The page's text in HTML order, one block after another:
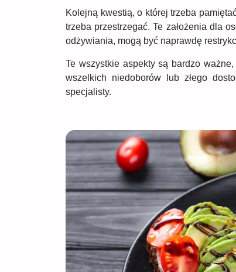
Kolejną kwestią, o której trzeba
trzeba przestrzegać. Te założenia dla
odżywiania, mogą być naprawdę
Te wszystkie aspekty są bardzo
wszelkich niedoborów lub złego
specjalisty.